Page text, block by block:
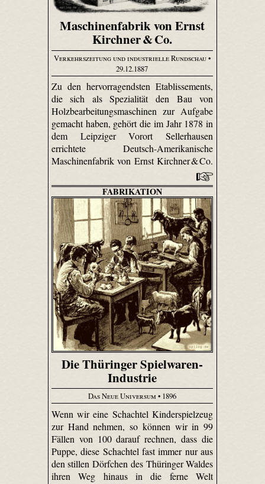
Maschinenfabrik von Ernst
Kirchner & Co.
Verkehrszeitung und industrielle Rundschau•
29.12.1887
Zu den hervorragendsten Etablissements,
die sich als Spezialität den Bau von
Holzbearbeitungsmaschinen zur Aufgabe
gemacht haben, gehört die im Jahr 1878 in
dem Leipziger Vorort Seller­hausen
errichtete Deutsch-Amerikanische
Maschinenfabrik von Ernst Kirchner & Co.
FABRIKATION
Die Thüringer Spielwaren-
Industrie
Das Neue Universum • 1896
Wenn wir eine Schachtel Kinderspielzeug
zur Hand nehmen, so können wir in 99
Fällen von 100 darauf rechnen, dass die
Puppe, diese Schachtel fast immer nur aus
den stillen Dörfchen des Thüringer Waldes
ihren Weg hinaus in die ferne Welt